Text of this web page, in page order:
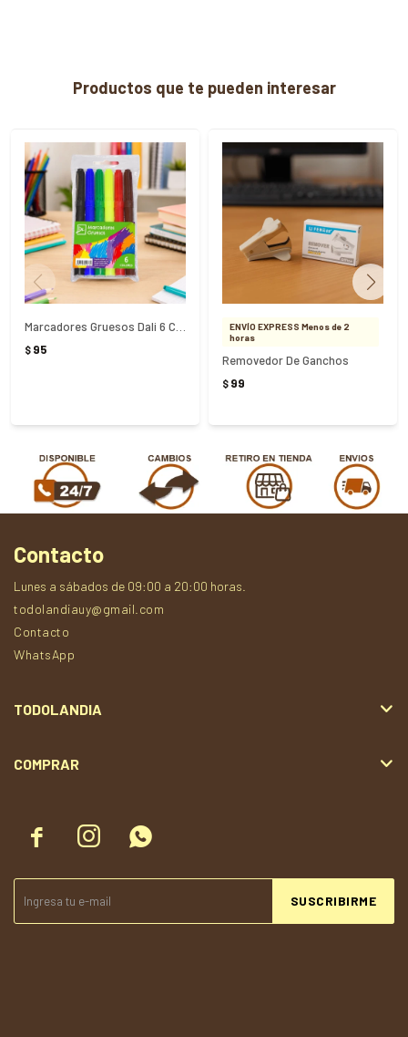
Productos que te pueden interesar
$ 95
ENVÍO EXPRESS Menos de 2
horas
Removedor De Ganchos
$ 99
  
SUSCRIBIRME
Contacto
Lunes a sábados de 09:00 a 20:00 horas.
todolandiauy@gmail.com
Contacto
WhatsApp
TODOLANDIA
COMPRAR